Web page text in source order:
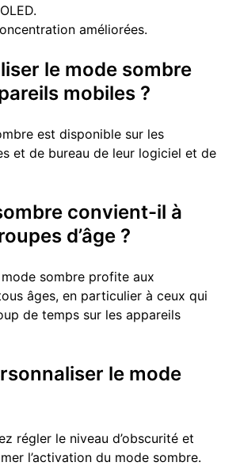
améliorées.
le mode sombre
mobiles ?
est disponible sur les
et de bureau de leur logiciel et de
convient-il à
d’âge ?
sombre profite aux
âges, en particulier à ceux qui
de temps sur les appareils
le mode
régler le niveau d’obscurité et
l’activation du mode sombre.